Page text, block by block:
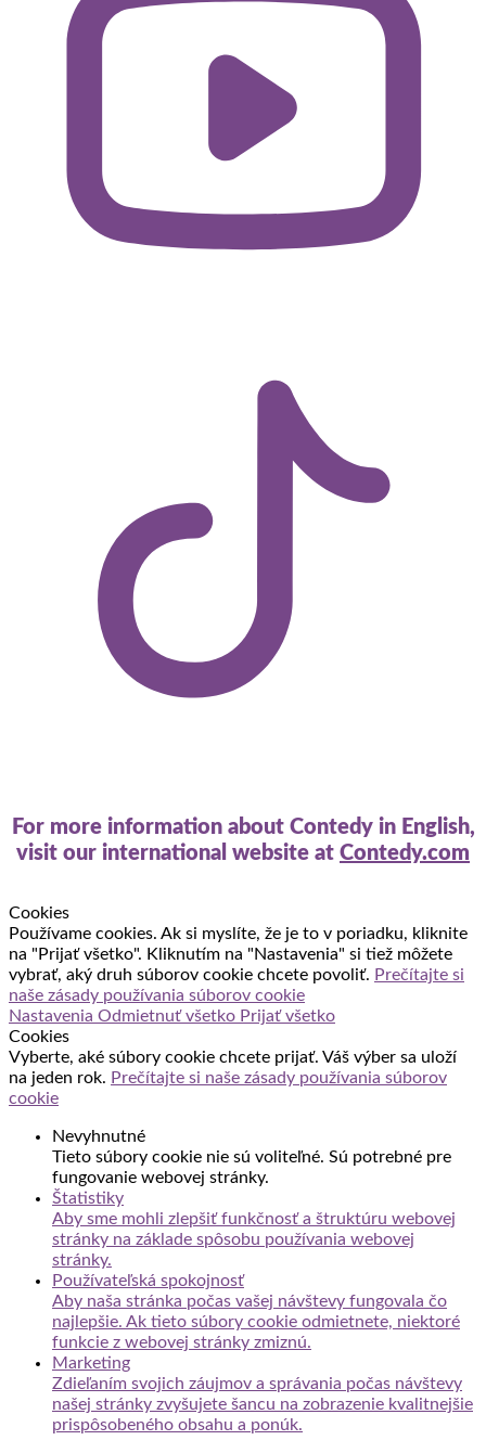
For more information about Contedy in English,
visit our international website at Contedy.com
Cookies
Používame cookies. Ak si myslíte, že je to v poriadku, kliknite
na "Prijať všetko". Kliknutím na "Nastavenia" si tiež môžete
vybrať, aký druh súborov cookie chcete povoliť. Prečítajte si
naše zásady používania súborov cookie
Nastavenia Odmietnuť všetko Prijať všetko
Cookies
Vyberte, aké súbory cookie chcete prijať. Váš výber sa uloží
na jeden rok. Prečítajte si naše zásady používania súborov
cookie
Nevyhnutné
Tieto súbory cookie nie sú voliteľné. Sú potrebné pre
fungovanie webovej stránky.
Štatistiky
Aby sme mohli zlepšiť funkčnosť a štruktúru webovej
stránky na základe spôsobu používania webovej
stránky.
Používateľská spokojnosť
Aby naša stránka počas vašej návštevy fungovala čo
najlepšie. Ak tieto súbory cookie odmietnete, niektoré
funkcie z webovej stránky zmiznú.
Marketing
Zdieľaním svojich záujmov a správania počas návštevy
našej stránky zvyšujete šancu na zobrazenie kvalitnejšie
prispôsobeného obsahu a ponúk.